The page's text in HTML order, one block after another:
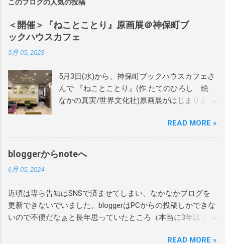
このブログの人気の投稿
＜開催＞『ねことことり』原画展＠神保町ブ
ックハウスカフェ
5月 05, 2023
5月3日(水)から、神保町ブックハウスカフェさ
んで 『ねことことり』(作 たてのひろし 絵
なかの真実/世界文化社)原画展がはじまりまし
近藤えりさんに設営をお手伝いをいただき、
あれよあれよという間にテキパキと綺麗に飾
りつけしていただきました。 本当にありがと
名も入れさせていただきました。 ありがとう
ございます！ぜひお家で楽しんで読んでもら
えたら嬉しいです。 4月27日にシリーズ最終章
READ MORE »
bloggerからnoteへ
6月 05, 2024
近頃は専ら告知はSNSで済ませてしまい、なかなかブログを
更新できないでいました。bloggerはPCからの投稿しかできな
いので不便だなぁと長年思っていたところ（本当に3年以上前
へ移行することにしました。 主に告知は今後もSNSを中心に
READ MORE »